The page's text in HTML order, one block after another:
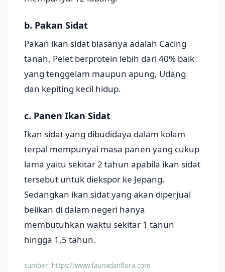
b. Pakan Sidat
Pakan ikan sidat biasanya adalah Cacing
tanah, Pelet berprotein lebih dari 40% baik
yang tenggelam maupun apung, Udang
dan kepiting kecil hidup.
c. Panen Ikan Sidat
Ikan sidat yang dibudidaya dalam kolam
terpal mempunyai masa panen yang cukup
lama yaitu sekitar 2 tahun apabila ikan sidat
tersebut untuk diekspor ke Jepang.
Sedangkan ikan sidat yang akan diperjual
belikan di dalam negeri hanya
membutuhkan waktu sekitar 1 tahun
hingga 1,5 tahun.
sumber: https://www.faunadanflora.com